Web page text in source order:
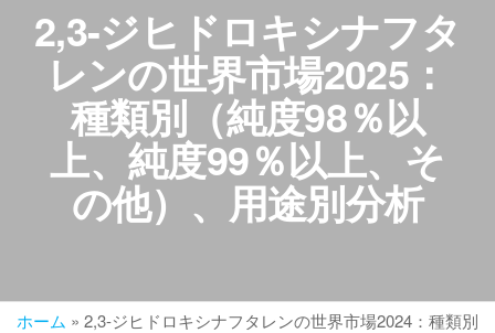
2,3-ジヒドロキシナフタ
レンの世界市場2025：
種類別（純度98％以
上、純度99％以上、そ
の他）、用途別分析
ホーム » 2,3-ジヒドロキシナフタレンの世界市場2024：種類別